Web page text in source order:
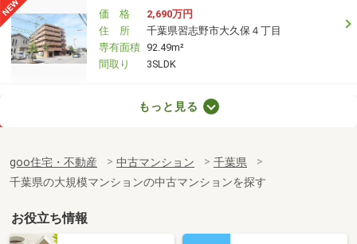
価 格
2,690万円
住 所
千葉県習志野市大久保４丁目
専有面積 92.49m²
間取り
3SLDK
千葉県千葉市稲毛区弥生町
専有面積 72.38m²
間取り
2LDK
千葉県千葉市稲毛区小仲台８丁目
もっと見る
goo住宅・不動産 中古マンション
千葉県
千葉県の大規模マンションの中古マンションを探す
お役立ち情報